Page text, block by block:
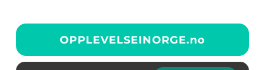
OPPLEVELSEINORGE.no